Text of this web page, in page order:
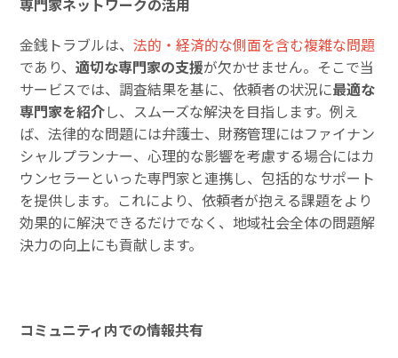
金銭トラブルは、法的・経済的な側面を含む複雑な問題
であり、適切な専門家の支援が欠かせません。そこで当
サービスでは、調査結果を基に、依頼者の状況に最適な
専門家を紹介し、スムーズな解決を目指します。例え
ば、法律的な問題には弁護士、財務管理にはファイナン
シャルプランナー、心理的な影響を考慮する場合にはカ
ウンセラーといった専門家と連携し、包括的なサポート
を提供します。これにより、依頼者が抱える課題をより
効果的に解決できるだけでなく、地域社会全体の問題解
決力の向上にも貢献します。
コミュニティ内での情報共有